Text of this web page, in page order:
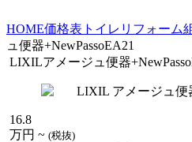
HOME価格表 トイレリフォーム
ュ便器+NewPassoEA21
LIXILアメージュ便器
16.8
万円~ (税抜)